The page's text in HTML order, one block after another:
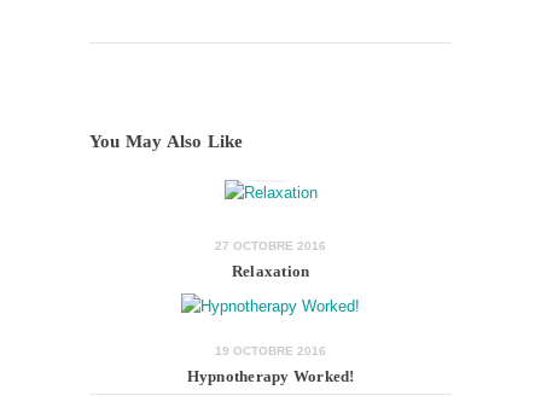
You May Also Like
27 OCTOBRE 2016
Relaxation
19 OCTOBRE 2016
Hypnotherapy Worked!